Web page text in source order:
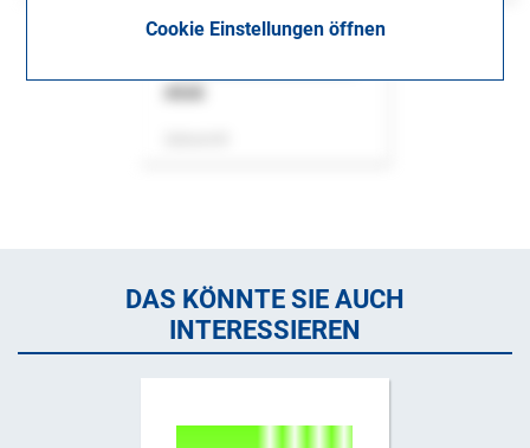
Cookie Einstellungen öffnen
DAS KÖNNTE SIE AUCH
INTERESSIEREN